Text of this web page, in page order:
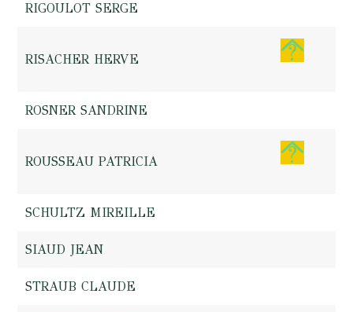
RIGOULOT SERGE
RISACHER HERVE
ROSNER SANDRINE
ROUSSEAU PATRICIA
SCHULTZ MIREILLE
SIAUD JEAN
STRAUB CLAUDE